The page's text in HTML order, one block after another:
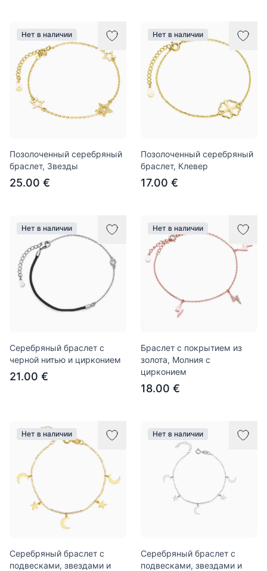
Нет в наличии
Позолоченный серебряный
браслет, Звезды
25.00 €
Нет в наличии
Позолоченный серебряный
браслет, Клевер
17.00 €
Нет в наличии
Серебряный браслет с
черной нитью и цирконием
21.00 €
Нет в наличии
Браслет с покрытием из
золота, Молния с
цирконием
18.00 €
Нет в наличии
Серебряный браслет с
подвесками, звездами и
Нет в наличии
Серебряный браслет с
подвесками, звездами и